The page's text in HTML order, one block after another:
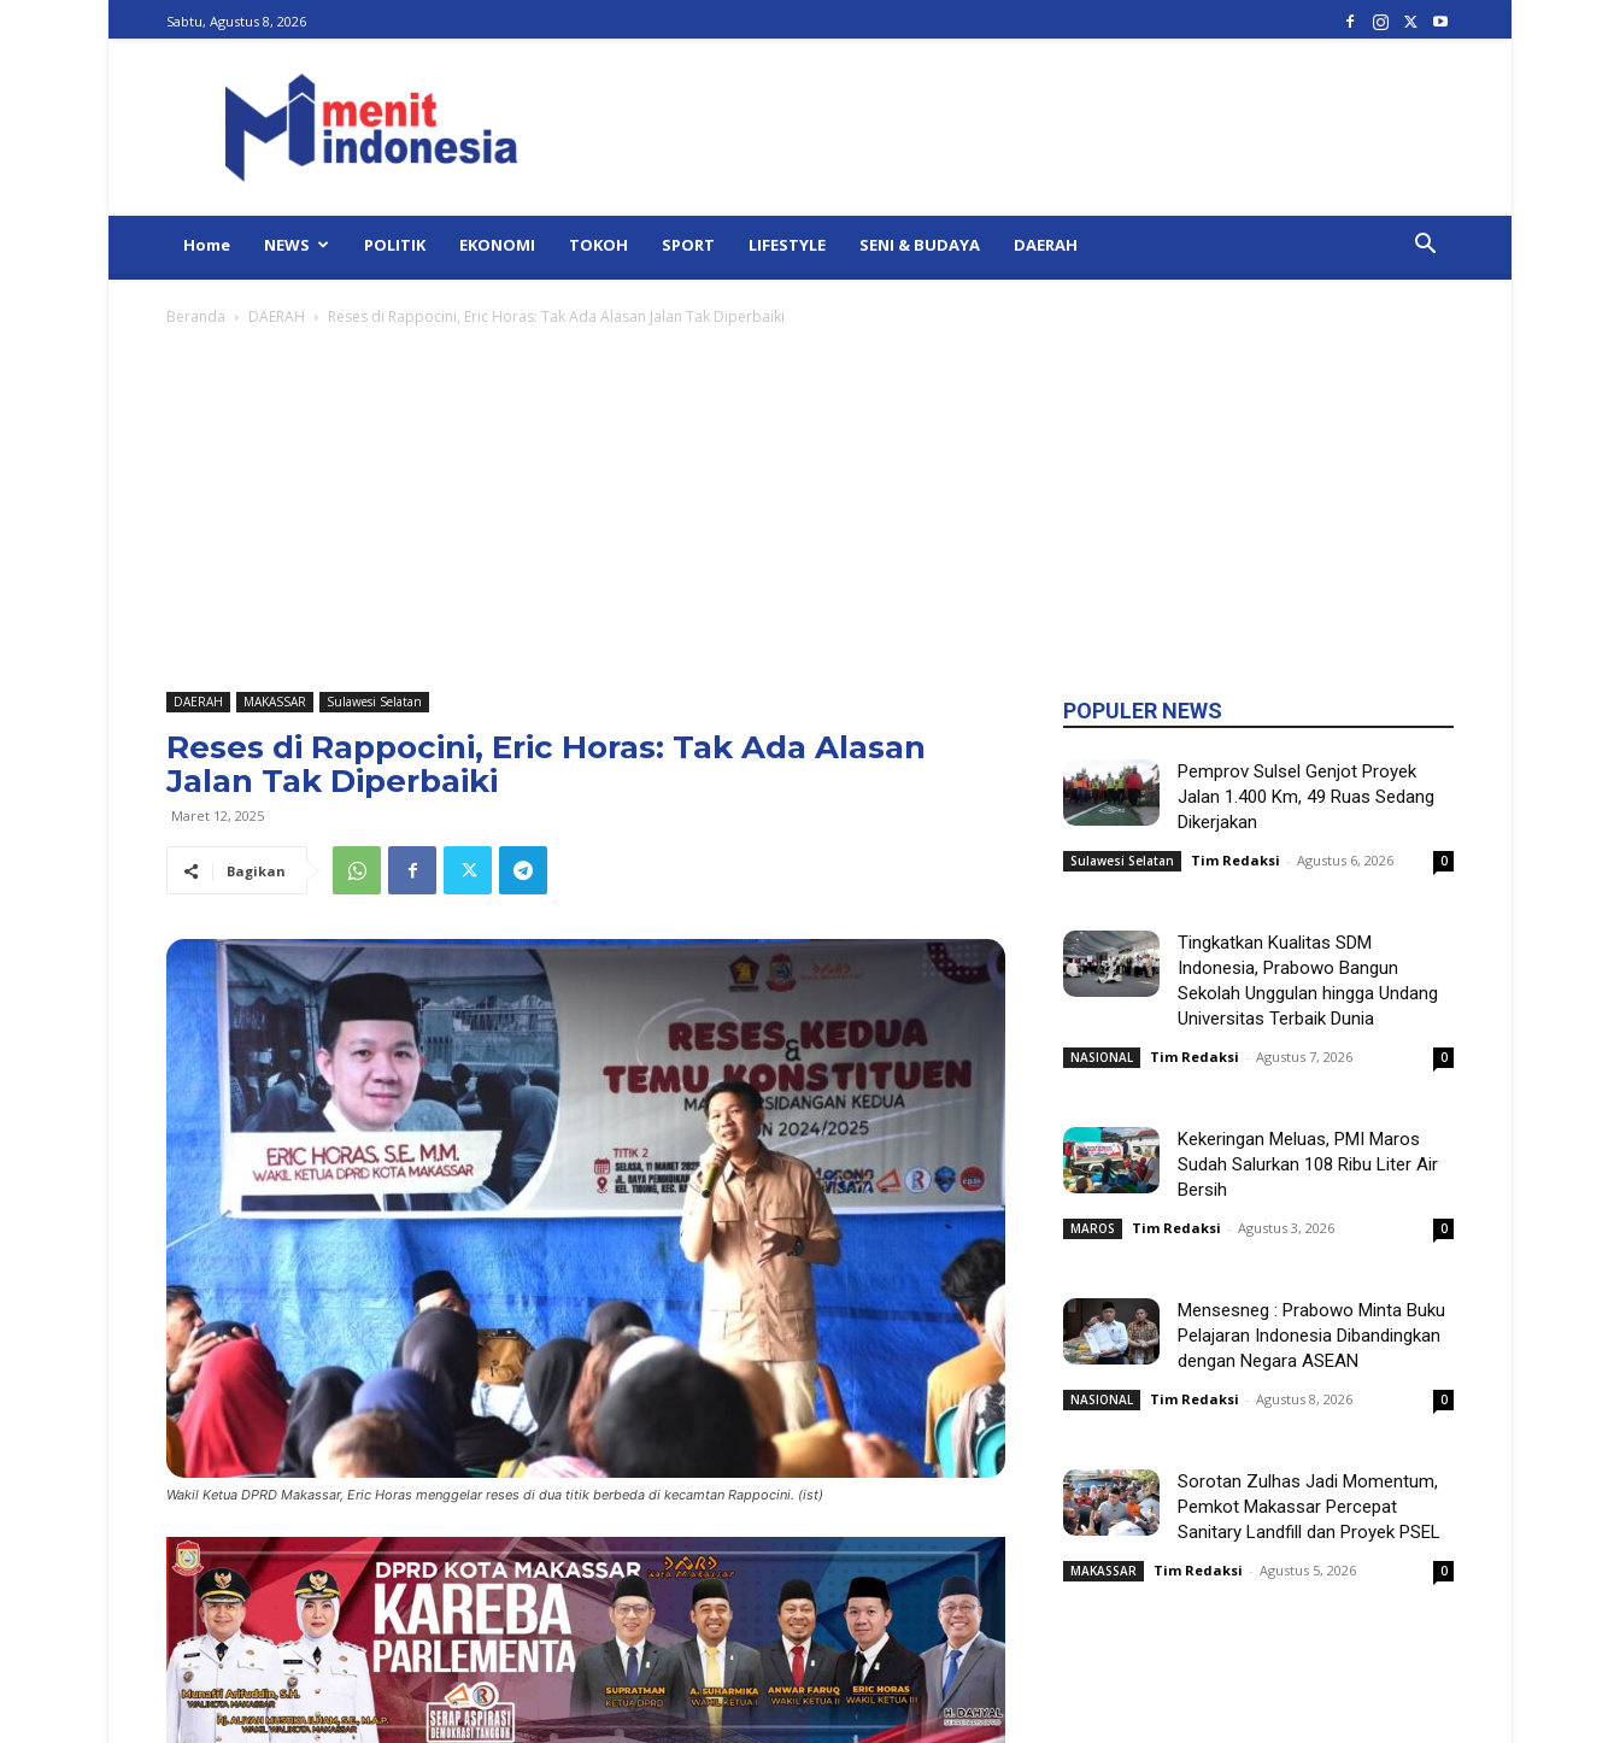
Sabtu, Agustus 8, 2026
Indonesia
Home NEWS POLITIK EKONOMI TOKOH SPORT LIFESTYLE SENI & BUDAYA DAERAH
Beranda DAERAH Reses di Rappocini, Eric Horas: Tak Ada Alasan Jalan Tak Diperbaiki
DAERAH MAKASSAR Sulawesi Selatan
Reses di Rappocini, Eric Horas: Tak Ada Alasan
Jalan Tak Diperbaiki
Maret 12, 2025
Bagikan
Wakil Ketua DPRD Makassar, Eric Horas menggelar reses di dua titik berbeda di kecamtan Rappocini. (ist)
POPULER NEWS
Pemprov Sulsel Genjot Proyek
Jalan 1.400 Km, 49 Ruas Sedang
Dikerjakan
Sulawesi Selatan Tim Redaksi - Agustus 6, 2026 0
Tingkatkan Kualitas SDM
Indonesia, Prabowo Bangun
Sekolah Unggulan hingga Undang
Universitas Terbaik Dunia
NASIONAL Tim Redaksi - Agustus 7, 2026 0
Kekeringan Meluas, PMI Maros
Sudah Salurkan 108 Ribu Liter Air
Bersih
MAROS Tim Redaksi - Agustus 3, 2026 0
Mensesneg : Prabowo Minta Buku
Pelajaran Indonesia Dibandingkan
dengan Negara ASEAN
NASIONAL Tim Redaksi - Agustus 8, 2026 0
Sorotan Zulhas Jadi Momentum,
Pemkot Makassar Percepat
Sanitary Landfill dan Proyek PSEL
MAKASSAR Tim Redaksi - Agustus 5, 2026 0